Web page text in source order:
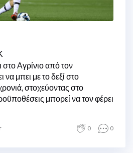
Αγρίνιο από τον
να μπει με το δεξί στο
στοχεύοντας στο
μπορεί να τον φέρει
0 0